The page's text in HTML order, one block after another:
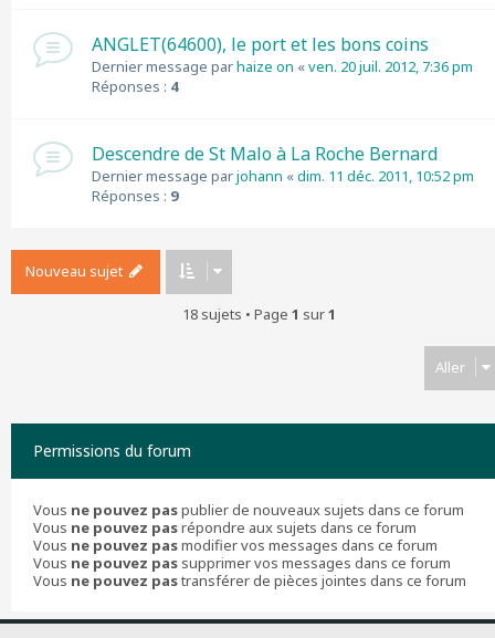
ANGLET(64600), le port et les bons coins
Dernier message parhaize on «ven. 20 juil. 2012, 7:36 pm
Réponses : 4
Descendre de St Malo à La Roche Bernard
Dernier message parjohann «dim. 11 déc. 2011, 10:52 pm
Réponses : 9
Nouveau sujet
18 sujets • Page 1 sur1
Aller
Permissions du forum
Vous ne pouvez paspublier de nouveaux sujets dans ce forum
Vous ne pouvez pasrépondre aux sujets dans ce forum
Vous ne pouvez pasmodifier vos messages dans ce forum
Vous ne pouvez pas supprimer vos messages dans ce forum
Vous ne pouvez pastransférer de pièces jointes dans ce forum